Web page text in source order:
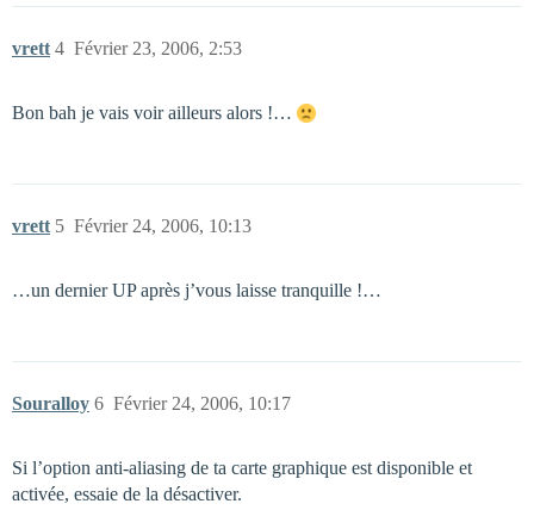
vrett Février 23, 2006, 2:53
4
Bon bah je vais voir ailleurs alors !…
vrett Février 24, 2006, 10:13
5
…un dernier UP après j’vous laisse tranquille !…
Souralloy Février 24, 2006, 10:17
6
Si l’option anti-aliasing de ta carte graphique est disponible et
activée, essaie de la désactiver.